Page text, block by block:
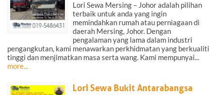
Lori Sewa Mersing – Johor adalah pilihan
terbaik untuk anda yang ingin
memindahkan rumah atau perniagaan di
daerah Mersing, Johor. Dengan
pengalaman yang lama dalam industri
pengangkutan, kami menawarkan perkhidmatan yang berkualiti
tinggi dan menjimatkan masa serta wang. Kami mempunyai...
more...
Lori Sewa Bukit Antarabangsa